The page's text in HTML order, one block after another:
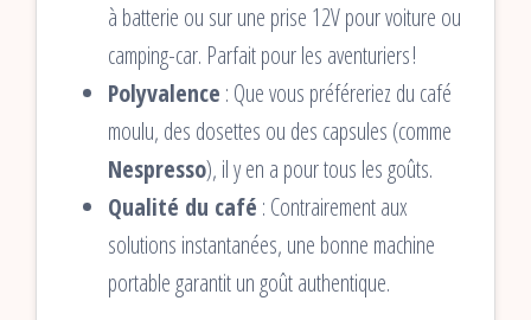
à batterie ou sur une prise 12V pour voiture ou
camping-car. Parfait pour les aventuriers !
Polyvalence : Que vous préféreriez du café
moulu, des dosettes ou des capsules (comme
Nespresso), il y en a pour tous les goûts.
Qualité du café : Contrairement aux
solutions instantanées, une bonne machine
portable garantit un goût authentique.